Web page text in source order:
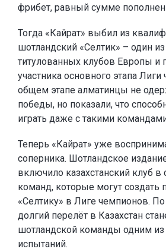
фрибет, равный сумме
Тогда «Кайрат» выбил из
шотландский «Селтик» – один
титулованных клубов Европы и
участника основного этапа
общем этапе алматинцы не
победы, но показали, что
играть даже с такими
Теперь «Кайрат» уже
соперника. Шотландское
включило казахстанский клуб в
команд, которые могут создать
«Селтику» в Лиге чемпионов.
долгий перелёт в Казахстан
шотландской команды одним
испытаний.